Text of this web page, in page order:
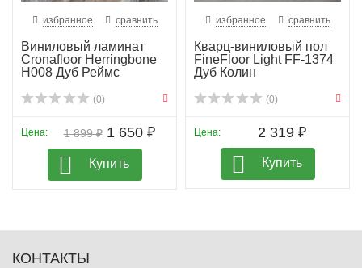
избранное сравнить
Виниловый ламинат
Cronafloor Herringbone
H008 Дуб Реймс
(0)
1 899 ₽
Цена: 1 650 ₽
Купить
избранное сравнить
Кварц-виниловый пол
FineFloor Light FF-1374
Дуб Колин
(0)
Цена: 2 319 ₽
Купить
КОНТАКТЫ